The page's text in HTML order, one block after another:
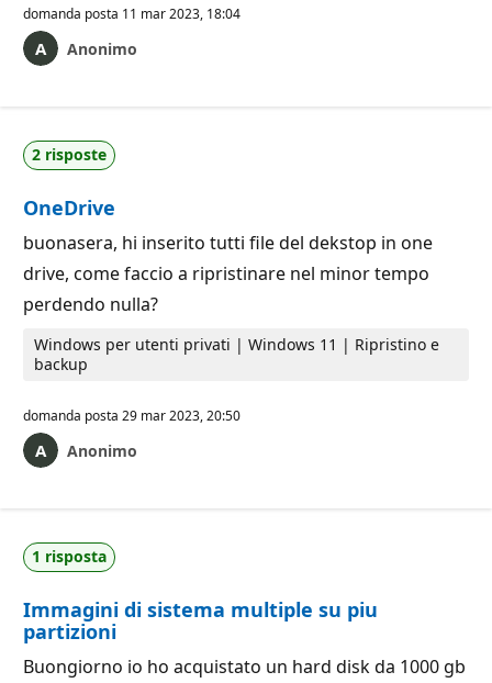
domanda posta 11 mar 2023, 18:04
Anonimo
2 risposte
OneDrive
buonasera, hi inserito tutti file del dekstop in one
drive, come faccio a ripristinare nel minor tempo
perdendo nulla?
Windows per utenti privati | Windows 11 | Ripristino e
backup
domanda posta 29 mar 2023, 20:50
Anonimo
1 risposta
Immagini di sistema multiple su piu
partizioni
Buongiorno io ho acquistato un hard disk da 1000 gb